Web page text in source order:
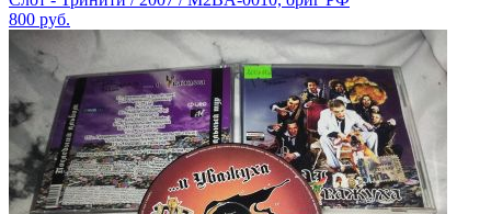
800 руб.